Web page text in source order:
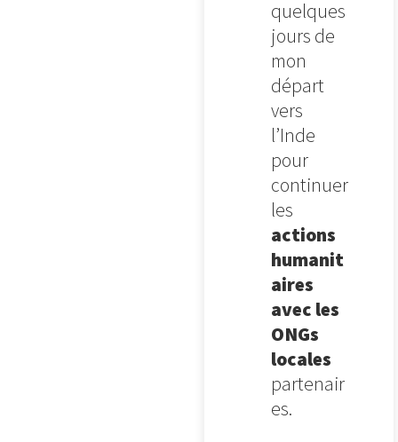
quelques
jours de
mon
départ
vers
l’Inde
pour
continuer
les
actions
humanit
aires
avec les
ONGs
locales
partenair
es.